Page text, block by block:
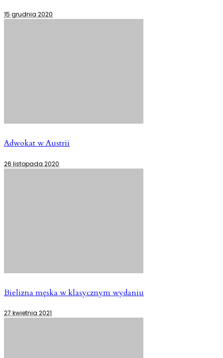
15 grudnia 2020
Adwokat w Austrii
26 listopada 2020
Bielizna męska w klasycznym wydaniu
27 kwietnia 2021